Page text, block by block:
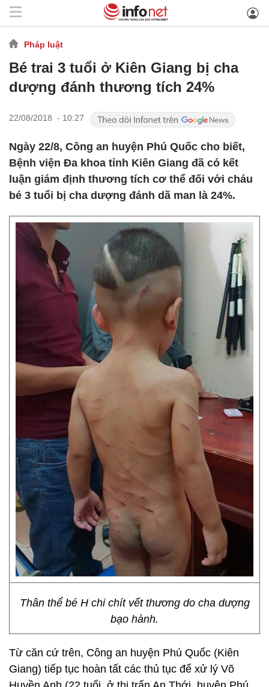
Pháp luật
Bé trai 3 tuổi ở Kiên Giang bị cha
dượng đánh thương tích 24%
22/08/2018 - 10:27
Ngày 22/8, Công an huyện Phú Quốc cho biết,
Bệnh viện Đa khoa tỉnh Kiên Giang đã có kết
luận giám định thương tích cơ thể đối với cháu
bé 3 tuổi bị cha dượng đánh dã man là 24%.
Thân thể bé H chi chít vết thương do cha dượng
bạo hành.
Từ căn cứ trên, Công an huyện Phú Quốc (Kiên
Giang) tiếp tục hoàn tất các thủ tục để xử lý Võ